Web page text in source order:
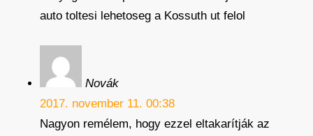
auto toltesi lehetoseg a Kossuth ut felol
Novák
2017. november 11. 00:38
Nagyon remélem, hogy ezzel eltakarítják az